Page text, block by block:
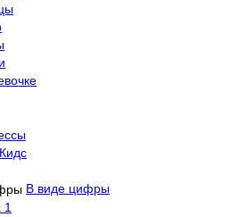
В виде цифры
1